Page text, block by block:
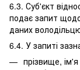
6.3. Суб'єкт
подає запит
даних
6.4. У запиті
прізвище,